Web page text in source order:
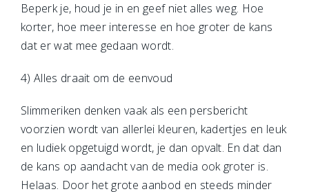
Beperk je, houd je in en geef niet alles weg. Hoe
korter, hoe meer interesse en hoe groter de kans
dat er wat mee gedaan wordt.
4) Alles draait om de eenvoud
Slimmeriken denken vaak als een persbericht
voorzien wordt van allerlei kleuren, kadertjes en leuk
en ludiek opgetuigd wordt, je dan opvalt. En dat dan
de kans op aandacht van de media ook groter is.
Helaas. Door het grote aanbod en steeds minder